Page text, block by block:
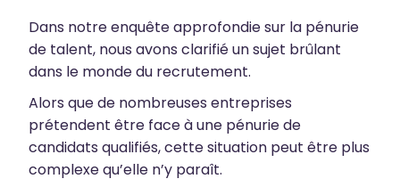
Dans notre enquête approfondie sur la pénurie
de talent, nous avons clarifié un sujet brûlant
dans le monde du recrutement.
Alors que de nombreuses entreprises
prétendent être face à une pénurie de
candidats qualifiés, cette situation peut être plus
complexe qu’elle n’y paraît.